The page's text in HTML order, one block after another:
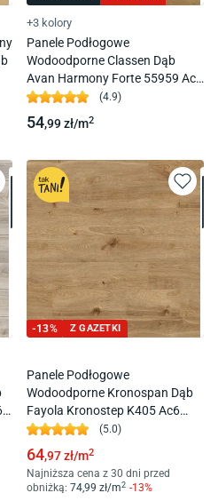
+3 kolory
Panele Podłogowe
Wodoodporne Classen Dąb
Avan Harmony Forte 55959 Ac5
8Mm 4V-Fuga
(4.9)
54,99zł/m2
-13% Z GAZETKI
Panele Podłogowe
Wodoodporne Kronospan Dąb
Fayola Kronostep K405 Ac6
12Mm
(5.0)
64,97zł/m2
Najniższa cena z 30 dni przed
obniżką: 74,99 zł/m2 -13%